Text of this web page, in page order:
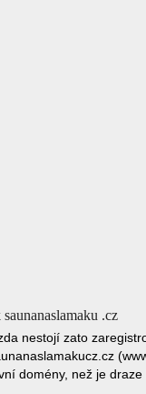
.cz
nestojí zato
domény, než je